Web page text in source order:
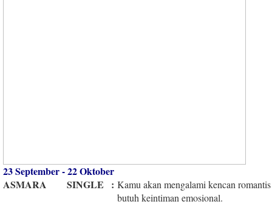
23 September - 22 Oktober
ASMARA
SINGLE : Kamu akan mengalami kencan
butuh keintiman emosional.